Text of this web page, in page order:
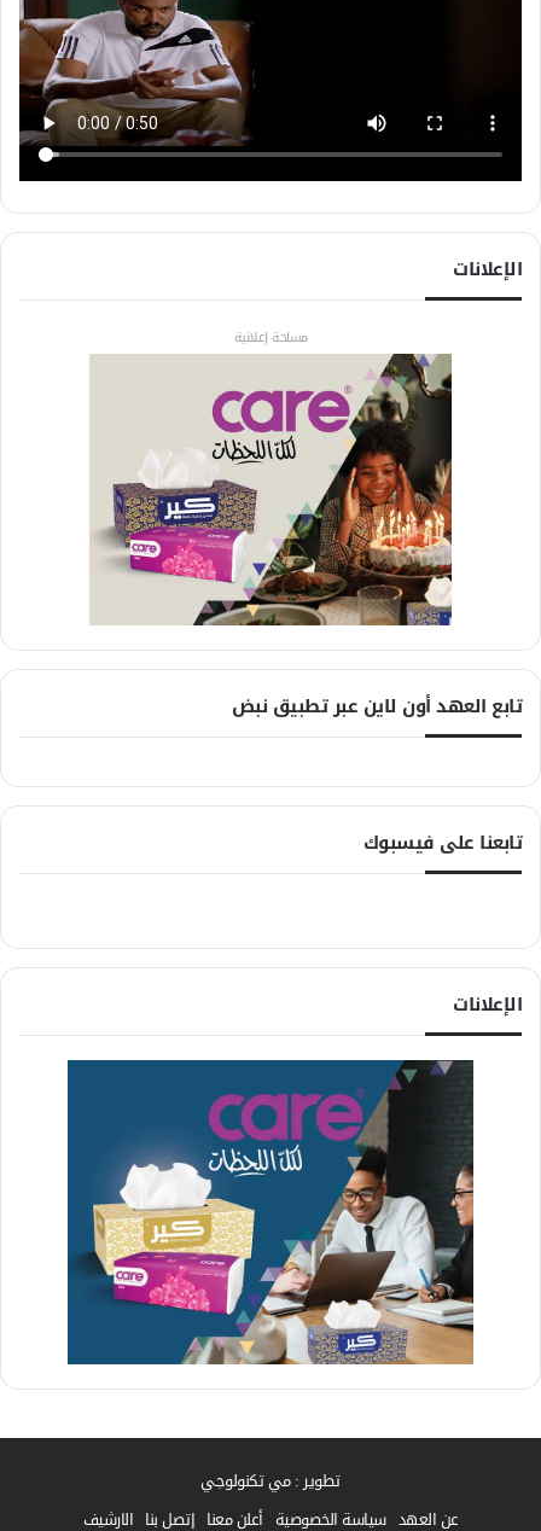
الإعلانات
مساحة إعلانية
تابع العهد أون لاين عبر تطبيق نبض
تابعنا على فيسبوك
الإعلانات
تطوير : مي تكنولوجي
عن العهد سياسة الخصوصية أعلن معنا إتصل بنا الارشيف